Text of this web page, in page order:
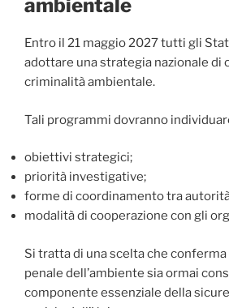
ambientale
Entro il 21 maggio 2027 tutti gli
adottare una strategia nazionale di
criminalità ambientale.
Tali programmi dovranno
obiettivi strategici;
priorità investigative;
forme di coordinamento tra
modalità di cooperazione con gli
Si tratta di una scelta che
penale dell’ambiente sia ormai
componente essenziale della